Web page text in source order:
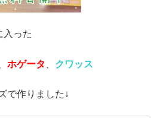
入った
ホゲータ クワッス
で作りました↓